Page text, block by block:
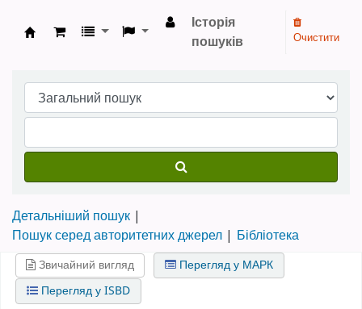
Бібліотека НТШ › Електронний каталог
Історія
пошуків
Очистити
Детальніший пошук
Пошук серед авторитетних джерел
Бібліотека
Звичайний вигляд
Перегляд у МАРК
Перегляд у ISBD